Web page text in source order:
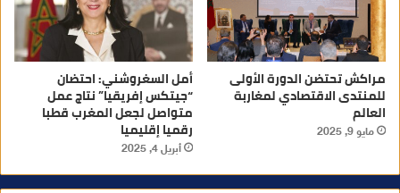
مراكش تحتضن الدورة الأولى
للمنتدى الاقتصادي لمغاربة
العالم
مايو 9, 2025
أمل السغروشني: احتضان
“جيتكس إفريقيا” نتاج عمل
متواصل لجعل المغرب قطبا
رقميا إقليميا
أبريل 4, 2025